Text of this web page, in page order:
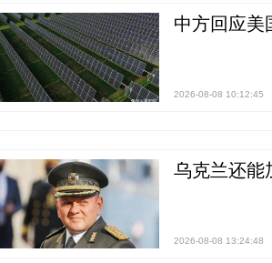
中方回应美
2026-08-08 10:12:45
乌克兰还能
2026-08-08 13:24:48